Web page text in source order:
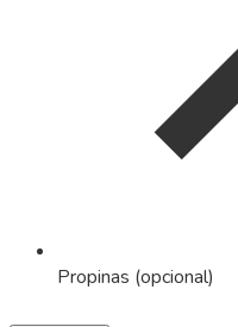
Propinas (opcional)